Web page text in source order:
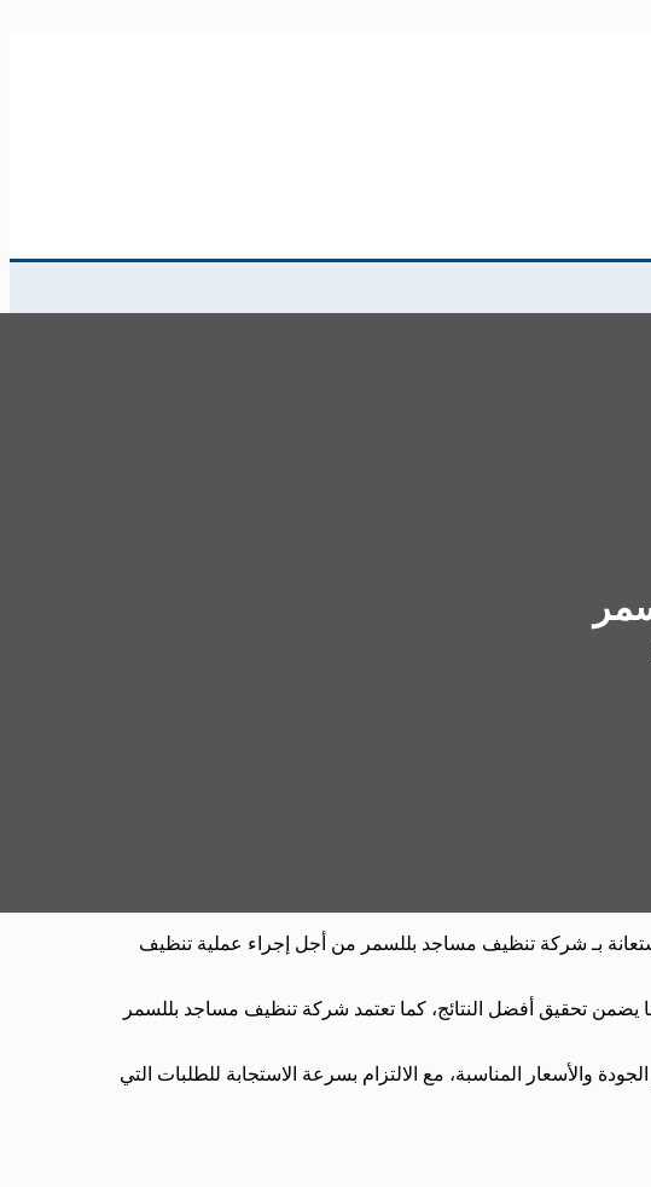
بـ شركة تنظيف مساجد بللسمر من أجل إجراء عملية تنظيف
تحقيق أفضل النتائج، كما تعتمد شركة تنظيف مساجد بللسمر
والأسعار المناسبة، مع الالتزام بسرعة الاستجابة للطلبات التي